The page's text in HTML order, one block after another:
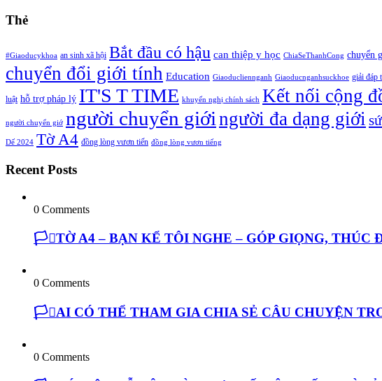
Thẻ
#Giaoducykhoa an sinh xã hội Bắt đầu có hậu can thiệp y học ChiaSeThanhCong chuyển
chuyển đổi giới tính Education Giaoducliennganh Giaoducnganhsuckhoe giải đáp
luật hỗ trợ pháp lý IT'S T TIME khuyến nghị chính sách Kết nối cộng
người chuyển giớ người chuyển giới người đa dạng giới
Dế 2024 Tờ A4 đồng lòng vươn tiến đồng lòng vươn tiếng
Recent Posts
0 Comments
🏳️‍⚧️TỜ A4 – BẠN KỂ TÔI NGHE – GÓP GIỌNG, THÚC
0 Comments
🏳️‍⚧️AI CÓ THỂ THAM GIA CHIA SẺ CÂU CHUYỆN
0 Comments